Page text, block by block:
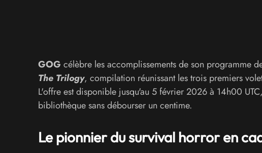
GOG célèbre les accomplissements de son programme
The Trilogy, compilation réunissant les trois premiers
L'offre est disponible jusqu'au 5 février 2026 à 14h00
bibliothèque sans débourser un centime.
Le pionnier du survival horror en